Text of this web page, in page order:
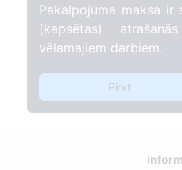
Pakalpojuma maksa
(kapsētas)
vēlamajiem darbiem.
Pirkt